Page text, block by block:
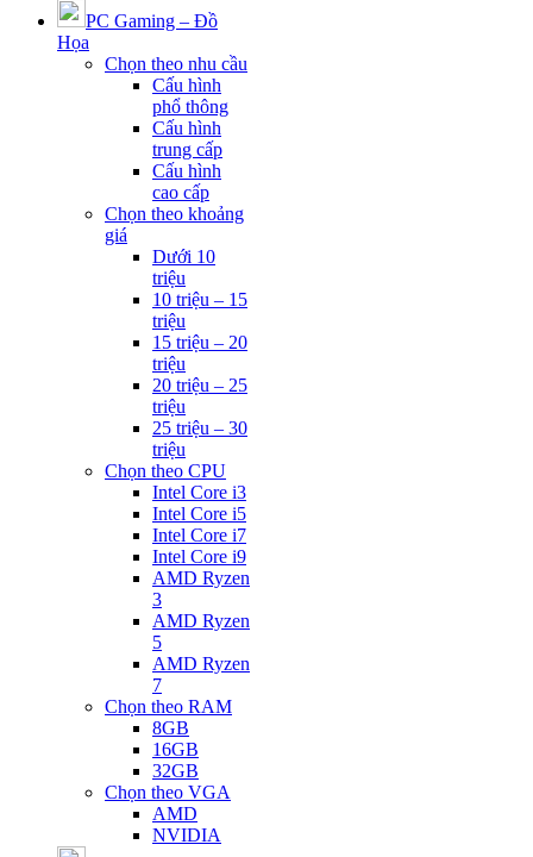
PC Gaming – Đồ
Họa
Chọn theo nhu cầu
Cấu hình
phổ thông
Cấu hình
trung cấp
Cấu hình
cao cấp
Chọn theo khoảng
giá
Dưới 10
triệu
10 triệu – 15
triệu
15 triệu – 20
triệu
20 triệu – 25
triệu
25 triệu – 30
triệu
Chọn theo CPU
Intel Core i3
Intel Core i5
Intel Core i7
Intel Core i9
AMD Ryzen
3
AMD Ryzen
5
AMD Ryzen
7
Chọn theo RAM
8GB
16GB
32GB
Chọn theo VGA
AMD
NVIDIA